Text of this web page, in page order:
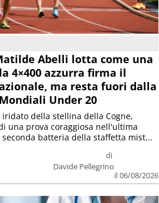
Abelli lotta come una
4×400 azzurra firma il
ma resta fuori dalla
Under 20
di
Davide Pellegrino
il 06/08/2026
della stellina della Cogne,
una prova coraggiosa nell'ultima
batteria della staffetta mist...